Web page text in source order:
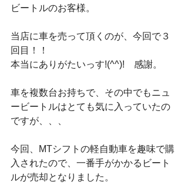
ビートルのお客様。
当店に車を売って頂くのが、今回で３
回目！！
本当にありがたいっす!(^^)!　感謝。
車を複数台お持ちで、その中でもニュ
ービートルはとても気に入っていたの
ですが、、、
今回、MTシフトの軽自動車を趣味で購
入されたので、一番手がかかるビート
ルが売却となりました。